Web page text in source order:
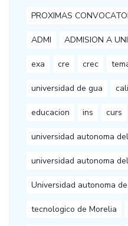
PROXIMAS
ADMI ADMISION A
exa cre crec
universidad de gua
educacion ins curs
universidad autonoma del
universidad autonoma
Universidad autonoma
tecnologico de Morelia